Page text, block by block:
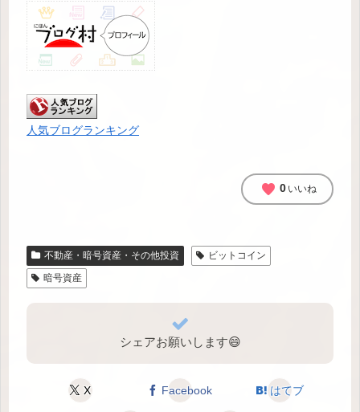
人気ブログランキング
favorite 0 いいね
不動産・暗号資産・その他投資
ビットコイン
暗号資産
シェアお願いします😄
X Facebook はてブ